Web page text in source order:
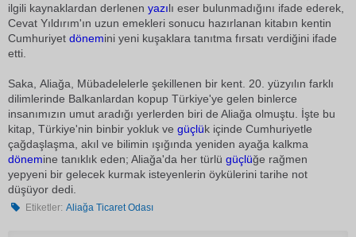
ilgili kaynaklardan derlenen yazılı eser bulunmadığını ifade ederek,
Cevat Yıldırım'ın uzun emekleri sonucu hazırlanan kitabın kentin
Cumhuriyet dönemini yeni kuşaklara tanıtma fırsatı verdiğini ifade
etti.
Saka, Aliağa, Mübadelelerle şekillenen bir kent. 20. yüzyılın farklı
dilimlerinde Balkanlardan kopup Türkiye'ye gelen binlerce
insanımızın umut aradığı yerlerden biri de Aliağa olmuştu. İşte bu
kitap, Türkiye'nin binbir yokluk ve güçlük içinde Cumhuriyetle
çağdaşlaşma, akıl ve bilimin ışığında yeniden ayağa kalkma
dönemine tanıklık eden; Aliağa'da her türlü güçlüğe rağmen
yepyeni bir gelecek kurmak isteyenlerin öykülerini tarihe not
düşüyor dedi.
Etiketler: Aliağa Ticaret Odası